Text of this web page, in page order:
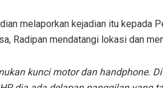
melaporkan kejadian itu kepada
Radipan mendatangi lokasi dan
kunci motor dan handphone.